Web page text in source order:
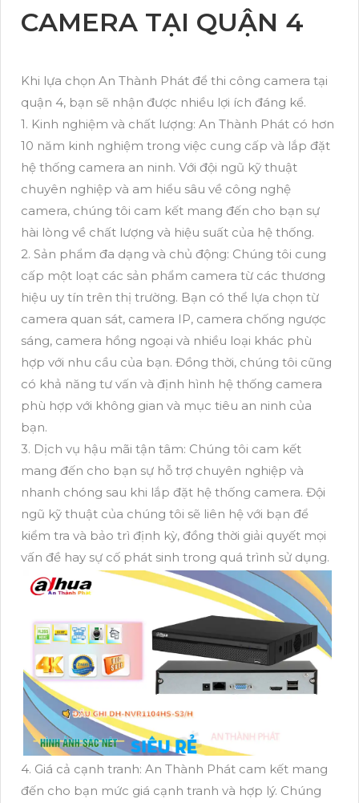
CAMERA TẠI QUẬN 4
Khi lựa chọn An Thành Phát để thi công camera tại
quận 4, bạn sẽ nhận được nhiều lợi ích đáng kể.
1. Kinh nghiệm và chất lượng: An Thành Phát có hơn
10 năm kinh nghiệm trong việc cung cấp và lắp đặt
hệ thống camera an ninh. Với đội ngũ kỹ thuật
chuyên nghiệp và am hiểu sâu về công nghệ
camera, chúng tôi cam kết mang đến cho bạn sự
hài lòng về chất lượng và hiệu suất của hệ thống.
2. Sản phẩm đa dạng và chủ động: Chúng tôi cung
cấp một loạt các sản phẩm camera từ các thương
hiệu uy tín trên thị trường. Bạn có thể lựa chọn từ
camera quan sát, camera IP, camera chống ngược
sáng, camera hồng ngoại và nhiều loại khác phù
hợp với nhu cầu của bạn. Đồng thời, chúng tôi cũng
có khả năng tư vấn và định hình hệ thống camera
phù hợp với không gian và mục tiêu an ninh của
bạn.
3. Dịch vụ hậu mãi tận tâm: Chúng tôi cam kết
mang đến cho bạn sự hỗ trợ chuyên nghiệp và
nhanh chóng sau khi lắp đặt hệ thống camera. Đội
ngũ kỹ thuật của chúng tôi sẽ liên hệ với bạn để
kiểm tra và bảo trì định kỳ, đồng thời giải quyết mọi
vấn đề hay sự cố phát sinh trong quá trình sử dụng.
4. Giá cả cạnh tranh: An Thành Phát cam kết mang
đến cho bạn mức giá cạnh tranh và hợp lý. Chúng